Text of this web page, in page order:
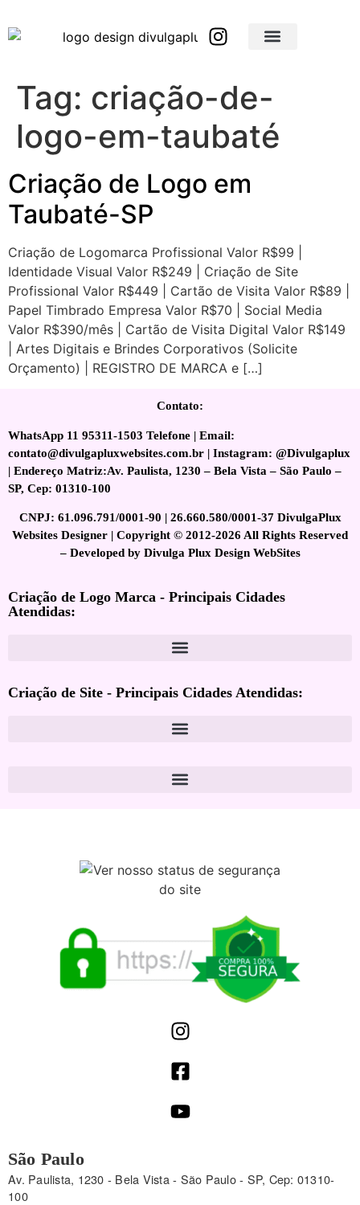
Tag: criação-de-
logo-em-taubaté
Criação de Logo em
Taubaté-SP
Criação de Logomarca Profissional Valor R$99 |
Identidade Visual Valor R$249 | Criação de Site
Profissional Valor R$449 | Cartão de Visita Valor R$89 |
Papel Timbrado Empresa Valor R$70 | Social Media
Valor R$390/mês | Cartão de Visita Digital Valor R$149
| Artes Digitais e Brindes Corporativos (Solicite
Orçamento) | REGISTRO DE MARCA e […]
Contato:
WhatsApp 11 95311-1503 Telefone | Email:
contato@divulgapluxwebsites.com.br | Instagram: @Divulgaplux
| Endereço Matriz:Av. Paulista, 1230 – Bela Vista – São Paulo –
SP, Cep: 01310-100
CNPJ: 61.096.791/0001-90 | 26.660.580/0001-37 DivulgaPlux
Websites Designer | Copyright © 2012-2026 All Rights Reserved
– Developed by Divulga Plux Design WebSites
Criação de Logo Marca - Principais Cidades
Atendidas:
Criação de Site - Principais Cidades Atendidas:
São Paulo
Av. Paulista, 1230 - Bela Vista - São Paulo - SP, Cep: 01310-
100